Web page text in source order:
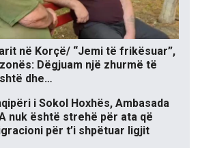
në Korçë/ “Jemi të frikësuar”,
Dëgjuam një zhurmë të
dhe…
i Sokol Hoxhës, Ambasada
nuk është strehë për ata që
për t’i shpëtuar ligjit